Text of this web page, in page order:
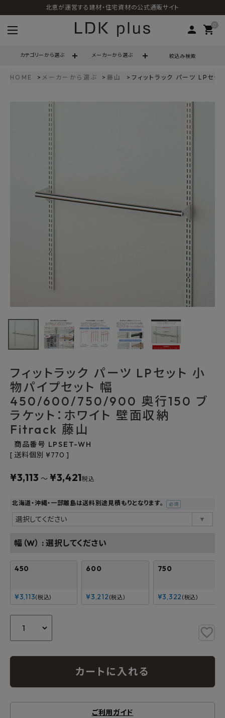
北恵が運営する建材・住宅資材の公式通販サイト
person 0
shopping_cart
カテゴリーから選ぶ メーカーから選ぶ 絞込み検索
06-6121-9302
営業時間 - 10:00～17:00（定休日 - 土日祝）
ACCOUNT MENU
ようこそ ゲスト 様
person 会員登録
最近チェックした商品
物パイプセット 幅
450/600/750/9
00 奥行150 ブラ
Fitrack 藤山
FAX注文はこちらから
カテゴリーから選ぶ
メーカーから選ぶ
ご利用ガイド
よくあるご質問
お問い合わせ
メルマガ登録
HOME メーカーから選ぶ 藤山 フィットラック パーツ LP
フィットラック パーツ LPセット 小
物パイプセット 幅
450/600/750/900 奥行150 ブ
ラケット：ホワイト 壁面収納
Fitrack 藤山
商品番号 LPSET-WH
送料個別 ¥770
¥3,113 〜 ¥3,421税込
北海道・沖縄・一部離島は送料別途見積もりとなります。
(必
幅（W） 選択してください
450
¥3,113 税込
600
¥3,212 税込
750
¥3,322 税込
カートに入れる
ご利用ガイド